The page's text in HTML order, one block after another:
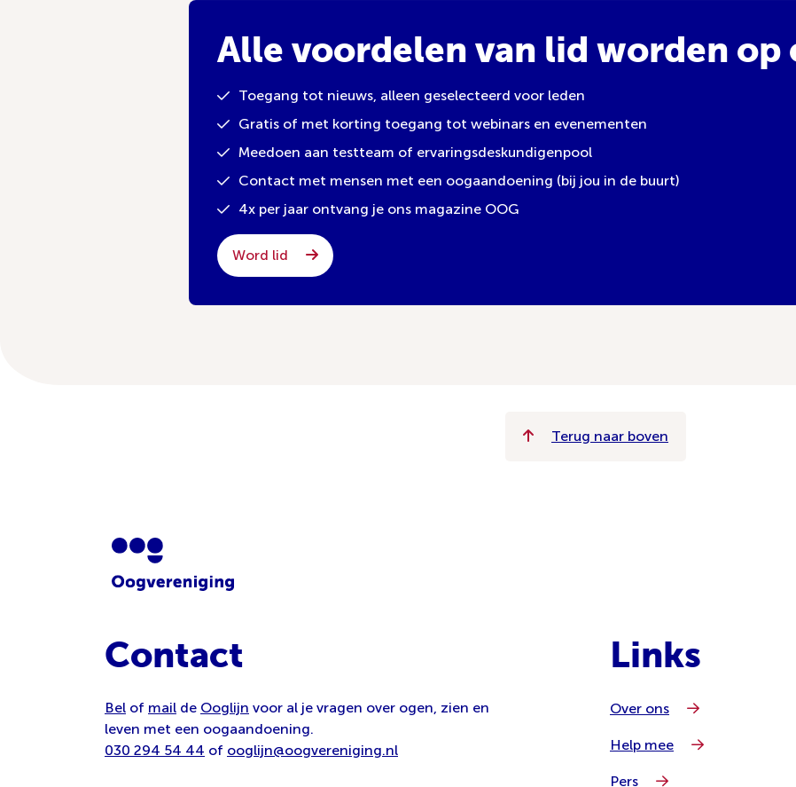
Alle voordelen van lid worden op
Toegang tot nieuws, alleen geselecteerd voor leden
Gratis of met korting toegang tot webinars en evenementen
Meedoen aan testteam of ervaringsdeskundigenpool
Contact met mensen met een oogaandoening (bij jou in de buurt)
4x per jaar ontvang je ons magazine OOG
Word lid
Terug naar boven
Contact
Bel of mail de Ooglijn voor al je vragen over ogen, zien en
leven met een oogaandoening.
030 294 54 44 of ooglijn@oogvereniging.nl
Links
Over ons
Help mee
Pers